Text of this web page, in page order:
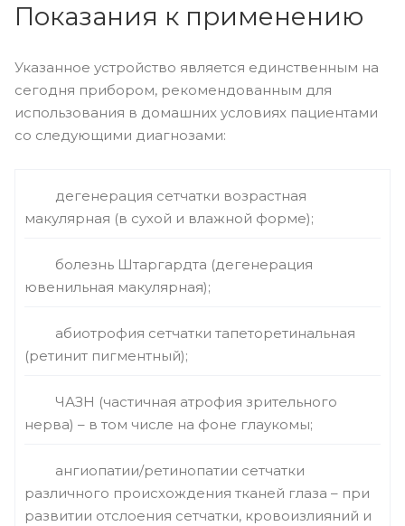
Показания к применению
Указанное устройство является единственным на
сегодня прибором, рекомендованным для
использования в домашних условиях пациентами
со следующими диагнозами:
дегенерация сетчатки возрастная
макулярная (в сухой и влажной форме);
болезнь Штаргардта (дегенерация
ювенильная макулярная);
абиотрофия сетчатки тапеторетинальная
(ретинит пигментный);
ЧАЗН (частичная атрофия зрительного
нерва) – в том числе на фоне глаукомы;
ангиопатии/ретинопатии сетчатки
различного происхождения тканей глаза – при
развитии отслоения сетчатки, кровоизлияний и